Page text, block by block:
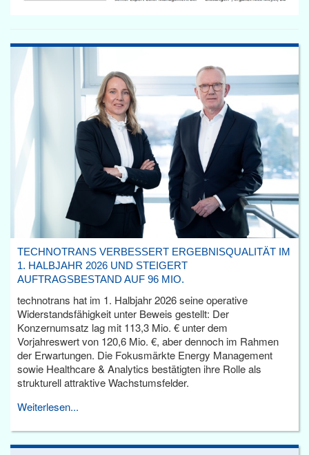
TECHNOTRANS VERBESSERT ERGEBNISQUALITÄT IM
1. HALBJAHR 2026 UND STEIGERT
AUFTRAGSBESTAND AUF 96 MIO.
technotrans hat im 1. Halbjahr 2026 seine operative
Widerstandsfähigkeit unter Beweis gestellt: Der
Konzernumsatz lag mit 113,3 Mio. € unter dem
Vorjahreswert von 120,6 Mio. €, aber dennoch im Rahmen
der Erwartungen. Die Fokusmärkte Energy Management
sowie Healthcare & Analytics bestätigten ihre Rolle als
strukturell attraktive Wachstumsfelder.
Weiterlesen...